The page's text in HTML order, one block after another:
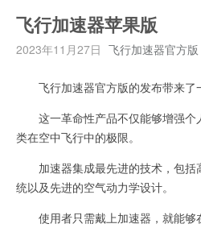
飞行加速器苹果版
2023年11月27日 飞行加速器官方版
飞行加速器官方版的发布带来了
这一革命性产品不仅能够增强个
类在空中飞行中的极限。
加速器集成最先进的技术，包括
统以及先进的空气动力学设计。
使用者只需戴上加速器，就能够